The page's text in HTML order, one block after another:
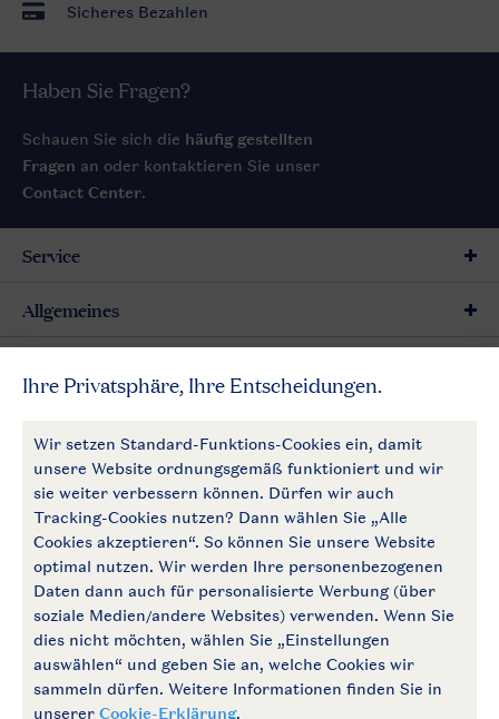
Sicheres Bezahlen
Haben Sie Fragen?
Schauen Sie sich die häufig gestellten
Fragen an oder kontaktieren Sie unser
Contact Center.
Follow Us
facebookinstagram
Zum Newsletter anmelden
Service
Allgemeines